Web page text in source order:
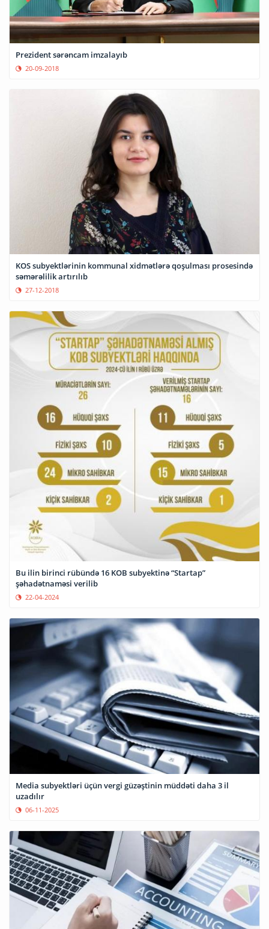
Prezident sərəncam imzalayıb
20-09-2018
KOS subyektlərinin kommunal xidmətlərə qoşulması prosesində
səmərəlilik artırılıb
27-12-2018
Bu ilin birinci rübündə 16 KOB subyektinə “Startap”
şəhadətnaməsi verilib
22-04-2024
Media subyektləri üçün vergi güzəştinin müddəti daha 3 il
uzadılır
06-11-2025